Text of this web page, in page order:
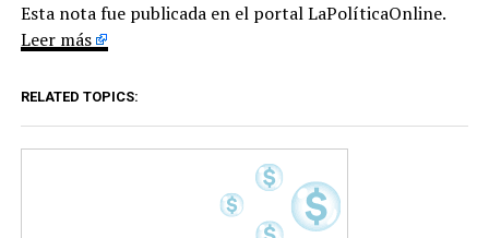
Esta nota fue publicada en el portal LaPolíticaOnline.
Leer más
RELATED TOPICS: